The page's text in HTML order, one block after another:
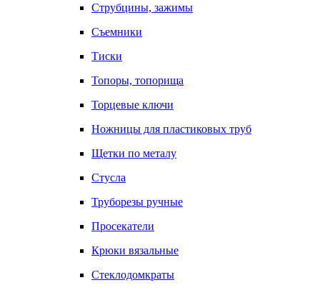
Струбцины, зажимы
Съемники
Тиски
Топоры, топорища
Торцевые ключи
Ножницы для пластиковых труб
Щетки по металу
Стусла
Труборезы ручные
Просекатели
Крюки вязальные
Стеклодомкраты